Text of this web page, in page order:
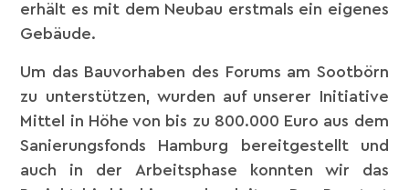
erhält es mit dem Neubau erstmals ein eigenes
Gebäude.
Um das Bauvorhaben des Forums am Sootbörn
zu unterstützen, wurden auf unserer Initiative
Mittel in Höhe von bis zu 800.000 Euro aus dem
Sanierungsfonds Hamburg bereitgestellt und
auch in der Arbeitsphase konnten wir das